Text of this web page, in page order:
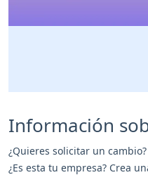
Información
¿Quieres solicitar un cambio?
¿Es esta tu empresa? Crea